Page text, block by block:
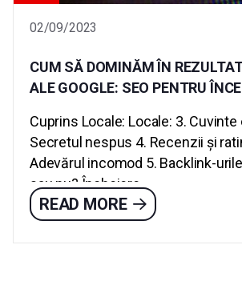
02/09/2023
CUM SĂ DOMINĂM ÎN
ALE GOOGLE: SEO PENTRU
Cuprins Locale: Locale: 3.
Secretul nespus 4. Recenzii și
Adevărul incomod 5. Backlink-
sau nu? Încheiere...
READ MORE